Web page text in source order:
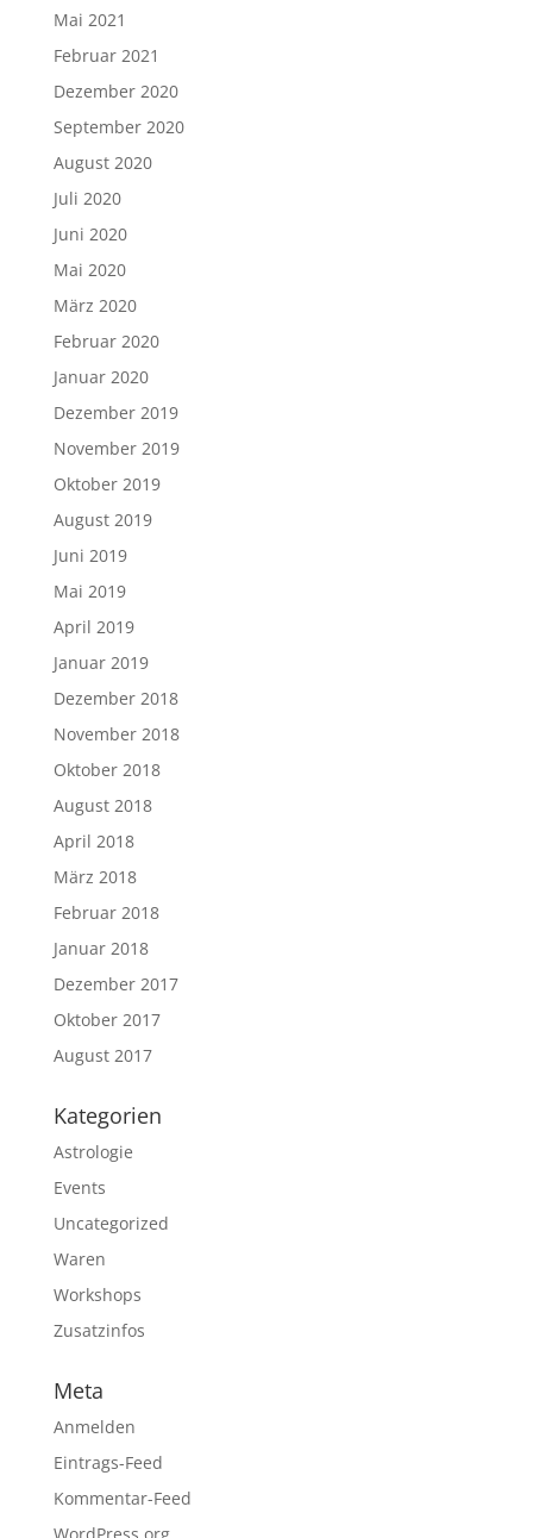
Mai 2021
Februar 2021
Dezember 2020
September 2020
August 2020
Juli 2020
Juni 2020
Mai 2020
März 2020
Februar 2020
Januar 2020
Dezember 2019
November 2019
Oktober 2019
August 2019
Juni 2019
Mai 2019
April 2019
Januar 2019
Dezember 2018
November 2018
Oktober 2018
August 2018
April 2018
März 2018
Februar 2018
Januar 2018
Dezember 2017
Oktober 2017
August 2017
Kategorien
Astrologie
Events
Uncategorized
Waren
Workshops
Zusatzinfos
Meta
Anmelden
Eintrags-Feed
Kommentar-Feed